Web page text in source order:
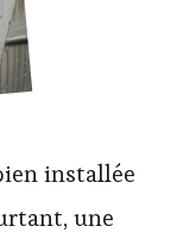
installée
une